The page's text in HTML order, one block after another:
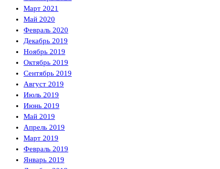
Март 2021
Май 2020
Февраль 2020
Декабрь 2019
Ноябрь 2019
Октябрь 2019
Сентябрь 2019
Август 2019
Июль 2019
Июнь 2019
Май 2019
Апрель 2019
Март 2019
Февраль 2019
Январь 2019